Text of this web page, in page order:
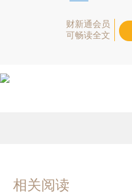
财新通会员
可畅读全文
相关阅读